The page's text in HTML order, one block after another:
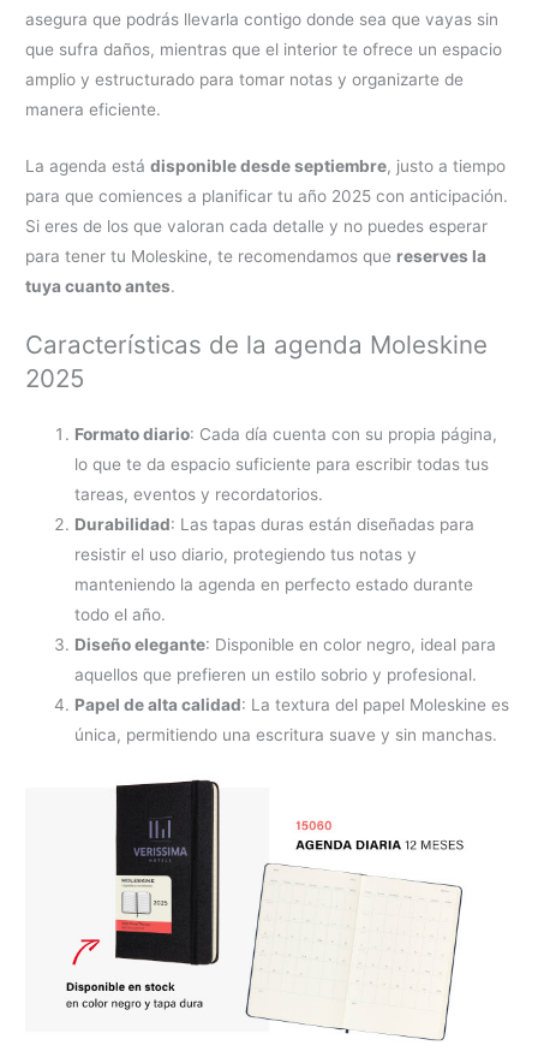
asegura que podrás llevarla contigo donde sea que vayas sin
que sufra daños, mientras que el interior te ofrece un espacio
amplio y estructurado para tomar notas y organizarte de
manera eficiente.
La agenda estádisponible desde septiembre, justo a tiempo
para que comiences a planificar tu año 2025 con anticipación.
Si eres de los que valoran cada detalle y no puedes esperar
para tener tu Moleskine, te recomendamos que reserves la
tuya cuanto antes.
Características de la agenda Moleskine
2025
Formato diario: Cada día cuenta con su propia página,
lo que te da espacio suficiente para escribir todas tus
tareas, eventos y recordatorios.
Durabilidad: Las tapas duras están diseñadas para
resistir el uso diario, protegiendo tus notas y
manteniendo la agenda en perfecto estado durante
todo el año.
Diseño elegante: Disponible en color negro, ideal para
aquellos que prefieren un estilo sobrio y profesional.
Papel de alta calidad: La textura del papel Moleskine es
única, permitiendo una escritura suave y sin manchas.